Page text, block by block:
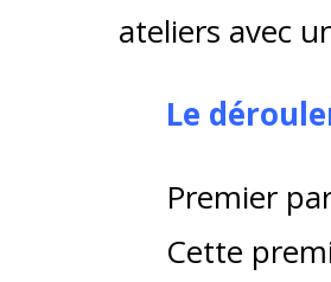
ateliers avec
Le
Premier
Cette